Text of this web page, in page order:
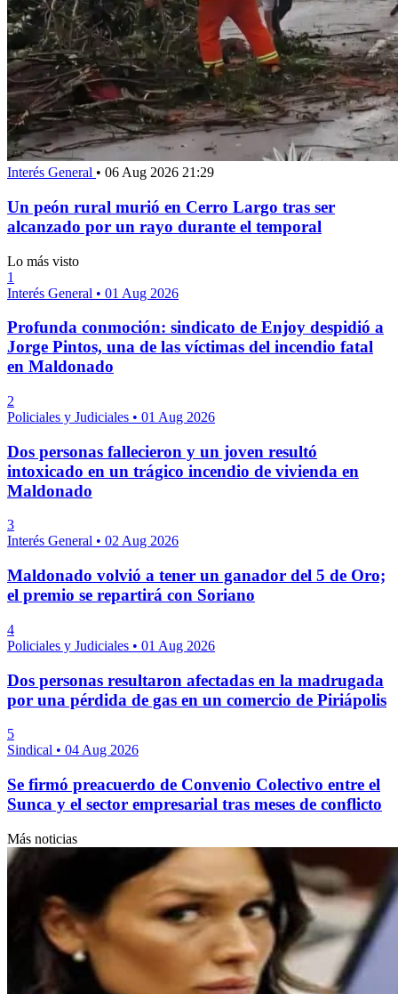
Interés General • 06 Aug 2026 21:29
Un peón rural murió en Cerro Largo tras ser
alcanzado por un rayo durante el temporal
Lo más visto
1
Interés General • 01 Aug 2026
Profunda conmoción: sindicato de Enjoy despidió a
Jorge Pintos, una de las víctimas del incendio fatal
en Maldonado
2
Policiales y Judiciales • 01 Aug 2026
Dos personas fallecieron y un joven resultó
intoxicado en un trágico incendio de vivienda en
Maldonado
3
Interés General • 02 Aug 2026
Maldonado volvió a tener un ganador del 5 de Oro;
el premio se repartirá con Soriano
4
Policiales y Judiciales • 01 Aug 2026
Dos personas resultaron afectadas en la madrugada
por una pérdida de gas en un comercio de Piriápolis
5
Sindical • 04 Aug 2026
Se firmó preacuerdo de Convenio Colectivo entre el
Sunca y el sector empresarial tras meses de conflicto
Más noticias